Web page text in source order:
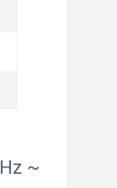
~